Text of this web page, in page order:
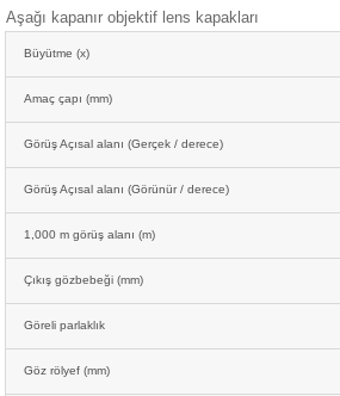
Aşağı kapanır objektif lens kapakları
Büyütme (x)
Amaç çapı (mm)
Görüş Açısal alanı (Gerçek / derece)
Görüş Açısal alanı (Görünür / derece)
1,000 m görüş alanı (m)
Çıkış gözbebeği (mm)
Göreli parlaklık
Göz rölyef (mm)